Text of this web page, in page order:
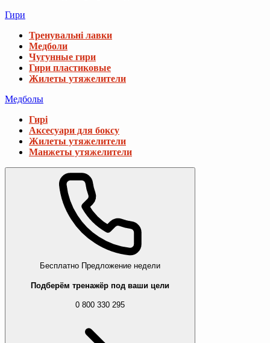
Гири
Тренувальні лавки
Медболи
Чугунные гири
Гири пластиковые
Жилеты утяжелители
Медболы
Гирі
Аксесуари для боксу
Жилеты утяжелители
Манжеты утяжелители
Бесплатно Предложение недели
Подберём тренажёр под ваши цели
0 800 330 295